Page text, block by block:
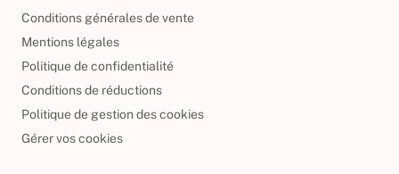
Conditions générales de vente
Mentions légales
Politique de confidentialité
Conditions de réductions
Politique de gestion des cookies
Gérer vos cookies